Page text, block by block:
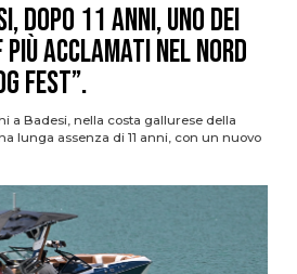
dopo 11 anni, uno dei
acclamati nel nord
Fest”.
a Badesi, nella costa gallurese della
lunga assenza di 11 anni, con un nuovo